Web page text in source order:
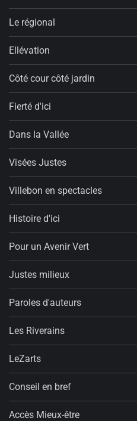
Le régional
Ellévation
Côté cour côté jardin
Fierté d'ici
Dans la Vallée
Visées Justes
Villebon en spectacles
Histoire d'ici
Pour un Avenir Vert
Justes milieux
Paroles d'auteurs
Les Riverains
LeZarts
Conseil en bref
Accès Mieux-être